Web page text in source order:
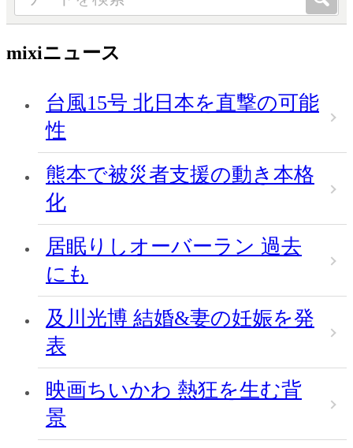
mixiニュース
台風15号 北日本を直撃の可能
性
熊本で被災者支援の動き本格
化
居眠りしオーバーラン 過去
にも
及川光博 結婚&妻の妊娠を発
表
映画ちいかわ 熱狂を生む背
景